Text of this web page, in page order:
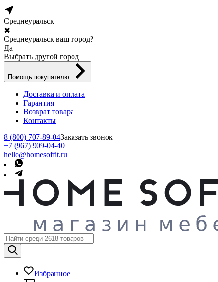
Среднеуральск
✖
Среднеуральск ваш город?
Да
Выбрать другой город
Помощь покупателю
Доставка и оплата
Гарантия
Возврат товара
Контакты
8 (800) 707-89-04Заказать звонок
+7 (967) 909-04-40
hello@homesoffit.ru
Избранное